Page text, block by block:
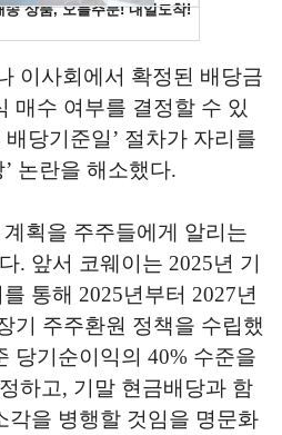
이사회에서 확정된 배당금
매수 여부를 결정할 수 있
당기준일’ 절차가 자리를
논란을 해소했다.
획을 주주들에게 알리는
. 앞서 코웨이는 2025년 기
통해 2025년부터 2027년
기 주주환원 정책을 수립했
당기순이익의 40% 수준을
하고, 기말 현금배당과 함
각을 병행할 것임을 명문화